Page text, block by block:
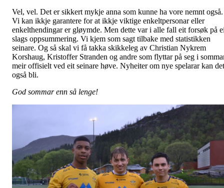
Vel, vel. Det er sikkert mykje anna som kunne ha vore nemnt også.
Vi kan ikkje garantere for at ikkje viktige enkeltpersonar eller
enkelthendingar er gløymde. Men dette var i alle fall eit forsøk på
slags oppsummering. Vi kjem som sagt tilbake med statistikken
seinare. Og så skal vi få takka skikkeleg av Christian Nykrem
Korshaug, Kristoffer Stranden og andre som flyttar på seg i
meir offisielt ved eit seinare høve. Nyheiter om nye spelarar kan det
også bli.
God sommar enn så lenge!